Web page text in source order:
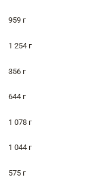
959 г
1 254 г
356 г
644 г
1 078 г
1 044 г
575 г